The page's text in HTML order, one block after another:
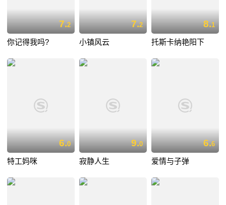
7.2
你记得我吗?
7.2
小镇风云
8.1
托斯卡纳艳阳下
6.0
特工妈咪
9.0
寂静人生
6.6
爱情与子弹